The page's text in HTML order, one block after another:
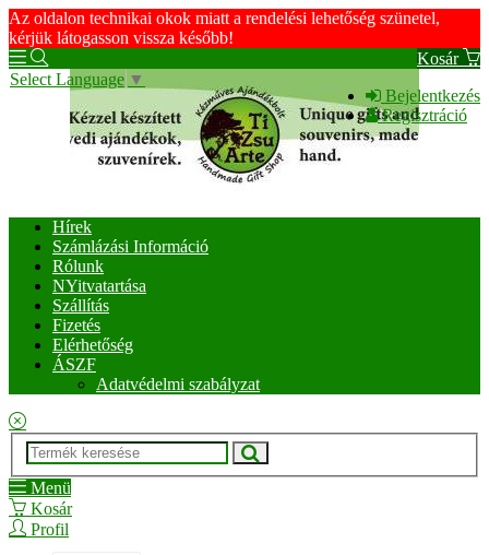
Az oldalon technikai okok miatt a rendelési lehetőség szünetel,
kérjük látogasson vissza később!
Kosár
Bejelentkezés
Regisztráció
Select Language ▼
Hírek
Számlázási Információ
Rólunk
NYitvatartása
Szállítás
Fizetés
Elérhetőség
ÁSZF
Adatvédelmi szabályzat
Menü
Kosár
Profil